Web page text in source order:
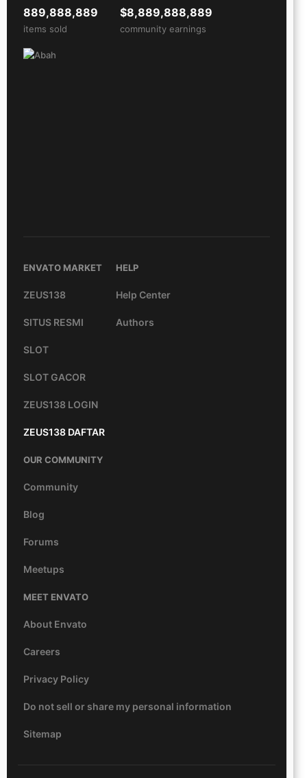
ENVATO MARKET
ZEUS138
SITUS RESMI
SLOT
SLOT GACOR
ZEUS138 LOGIN
ZEUS138 DAFTAR
HELP
Help Center
Authors
OUR COMMUNITY
Community
Blog
Forums
Meetups
MEET ENVATO
About Envato
Careers
Privacy Policy
Do not sell or share my personal information
Sitemap
889,888,889
items sold
$8,889,888,889
community earnings